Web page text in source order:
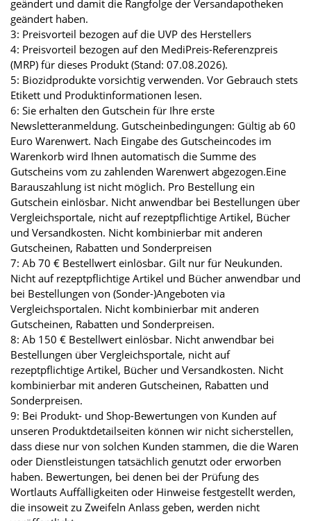
geändert und damit die Rangfolge der Versandapotheken
geändert haben.
3: Preisvorteil bezogen auf die UVP des Herstellers
4: Preisvorteil bezogen auf den MediPreis-Referenzpreis
(MRP) für dieses Produkt (Stand: 07.08.2026).
5: Biozidprodukte vorsichtig verwenden. Vor Gebrauch stets
Etikett und Produktinformationen lesen.
6: Sie erhalten den Gutschein für Ihre erste
Newsletteranmeldung. Gutscheinbedingungen: Gültig ab 60
Euro Warenwert. Nach Eingabe des Gutscheincodes im
Warenkorb wird Ihnen automatisch die Summe des
Gutscheins vom zu zahlenden Warenwert abgezogen.Eine
Barauszahlung ist nicht möglich. Pro Bestellung ein
Gutschein einlösbar. Nicht anwendbar bei Bestellungen über
Vergleichsportale, nicht auf rezeptpflichtige Artikel, Bücher
und Versandkosten. Nicht kombinierbar mit anderen
Gutscheinen, Rabatten und Sonderpreisen
7: Ab 70 € Bestellwert einlösbar. Gilt nur für Neukunden.
Nicht auf rezeptpflichtige Artikel und Bücher anwendbar und
bei Bestellungen von (Sonder-)Angeboten via
Vergleichsportalen. Nicht kombinierbar mit anderen
Gutscheinen, Rabatten und Sonderpreisen.
8: Ab 150 € Bestellwert einlösbar. Nicht anwendbar bei
Bestellungen über Vergleichsportale, nicht auf
rezeptpflichtige Artikel, Bücher und Versandkosten. Nicht
kombinierbar mit anderen Gutscheinen, Rabatten und
Sonderpreisen.
9: Bei Produkt- und Shop-Bewertungen von Kunden auf
unseren Produktdetailseiten können wir nicht sicherstellen,
dass diese nur von solchen Kunden stammen, die die Waren
oder Dienstleistungen tatsächlich genutzt oder erworben
haben. Bewertungen, bei denen bei der Prüfung des
Wortlauts Auffälligkeiten oder Hinweise festgestellt werden,
die insoweit zu Zweifeln Anlass geben, werden nicht